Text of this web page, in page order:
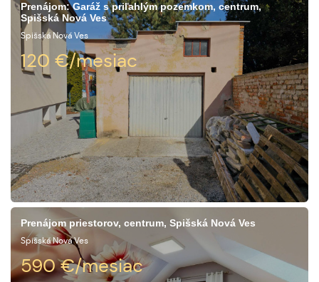
Prenájom: Garáž s priľahlým pozemkom, centrum,
Spišská Nová Ves
Spišská Nová Ves
120 €/mesiac
Prenájom priestorov, centrum, Spišská Nová Ves
Spišská Nová Ves
590€/mesiac